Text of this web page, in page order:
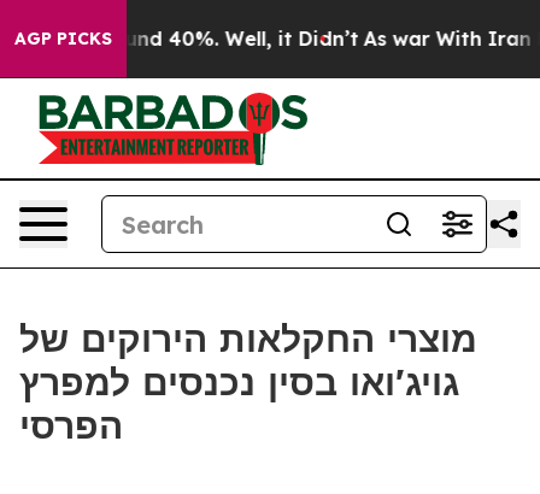
AGP PICKS
Around 40%. Well, it Didn’t As war With Iran
מוצרי החקלאות הירוקים של
גויג'ואו בסין נכנסים למפרץ
הפרסי